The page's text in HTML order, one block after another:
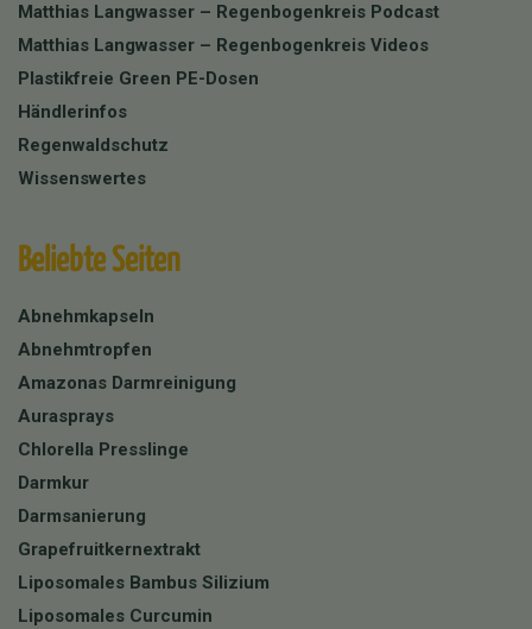
Matthias Langwasser – Regenbogenkreis Podcast
Matthias Langwasser – Regenbogenkreis Videos
Plastikfreie Green PE-Dosen
Händlerinfos
Regenwaldschutz
Wissenswertes
Beliebte Seiten
Abnehmkapseln
Abnehmtropfen
Amazonas Darmreinigung
Aurasprays
Chlorella Presslinge
Darmkur
Darmsanierung
Grapefruitkernextrakt
Liposomales Bambus Silizium
Liposomales Curcumin